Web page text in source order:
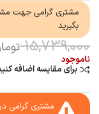
مشتری گرامی جهت
بگیرید
15,739,000
ناموجود
برای مقایسه اضافه
مشتری گرامی